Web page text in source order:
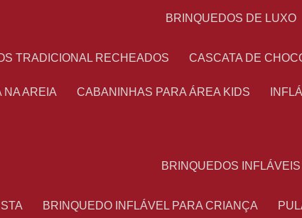
BRINQUEDOS DE LUXO
TRADICIONAL RECHEADOS CASCATA DE
NA AREIA CABANINHAS PARA ÁREA KIDS
BRINQUEDOS INFLÁVEIS
BRINQUEDO INFLÁVEL PARA CRIANÇA